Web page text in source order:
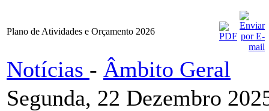
Plano de Atividades e Orçamento 2026
Notícias - Âmbito Geral
Segunda, 22 Dezembro